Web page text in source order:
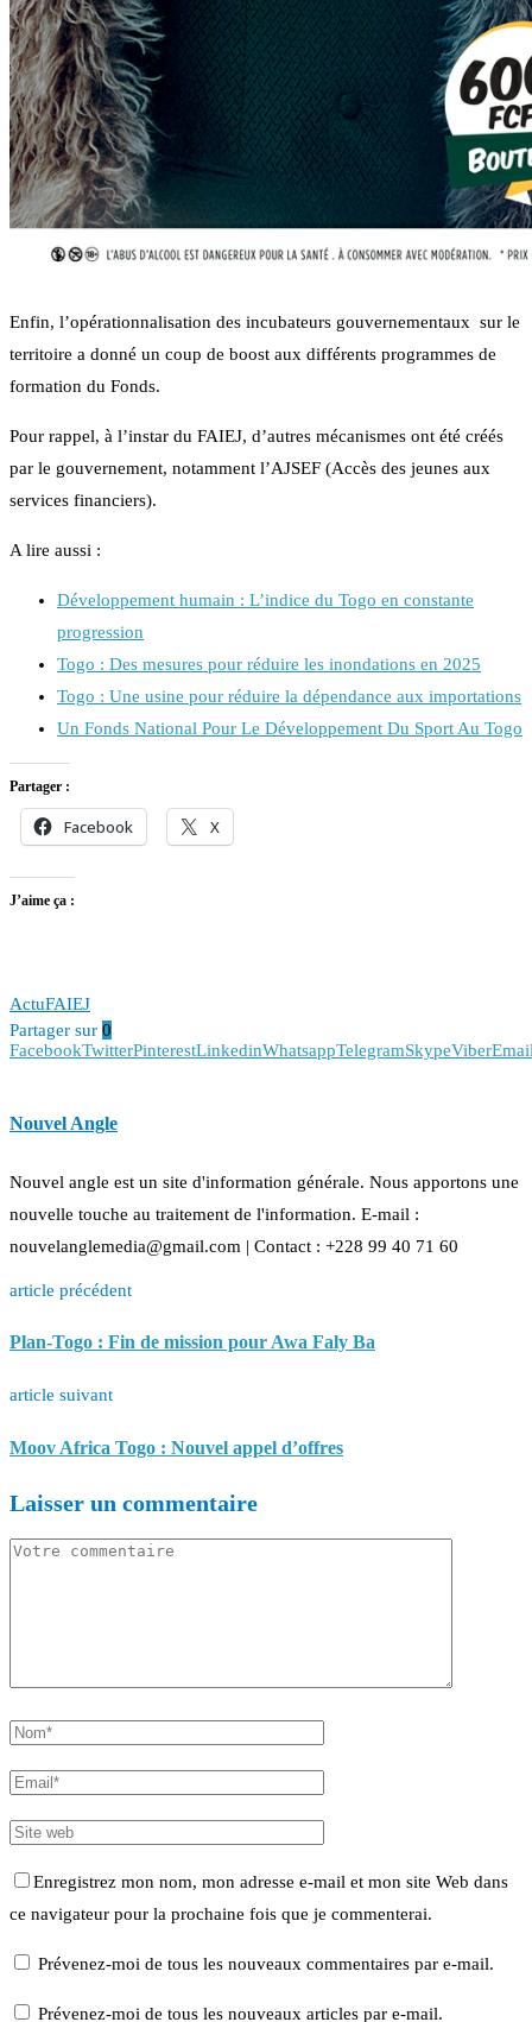
Enfin, l’opérationnalisation des incubateurs gouvernementaux sur le
territoire a donné un coup de boost aux différents programmes de
formation du Fonds.
Pour rappel, à l’instar du FAIEJ, d’autres mécanismes ont été créés
par le gouvernement, notamment l’AJSEF (Accès des jeunes aux
services financiers).
A lire aussi :
Développement humain : L’indice du Togo en constante
progression
Togo : Des mesures pour réduire les inondations en 2025
Togo : Une usine pour réduire la dépendance aux importations
Un Fonds National Pour Le Développement Du Sport Au Togo
Partager :
Facebook X
J’aime ça :
ActuFAIEJ
Partager sur 0
FacebookTwitterPinterestLinkedinWhatsappTelegramSkypeViber
Nouvel Angle
Nouvel angle est un site d'information générale. Nous apportons une
nouvelle touche au traitement de l'information. E-mail :
nouvelanglemedia@gmail.com | Contact : +228 99 40 71 60
article précédent
Plan-Togo : Fin de mission pour Awa Faly Ba
article suivant
Moov Africa Togo : Nouvel appel d’offres
Laisser un commentaire
Enregistrez mon nom, mon adresse e-mail et mon site Web dans
ce navigateur pour la prochaine fois que je commenterai.
Prévenez-moi de tous les nouveaux commentaires par e-mail.
Prévenez-moi de tous les nouveaux articles par e-mail.